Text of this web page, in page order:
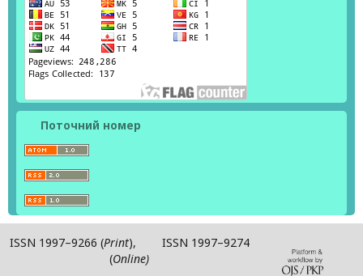
Поточний номер
ISSN 1997–9266 (Print), ISSN 1997–9274
(Online)